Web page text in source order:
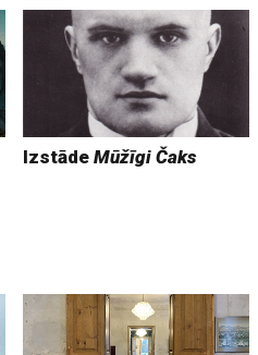
IzstādeMūžīgi Čaks